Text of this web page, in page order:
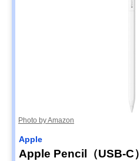
Photo by Amazon
Apple
Apple Pencil（USB-C）